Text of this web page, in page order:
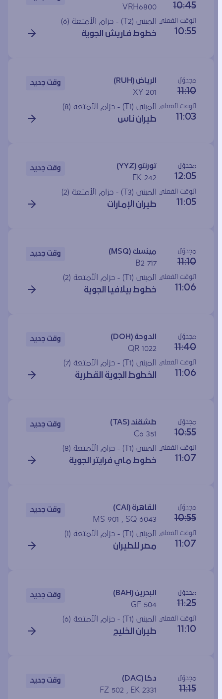
10:45
VRH6800
الوقت الفعلي
10:55
المبنى (T2) - حزام الأمتعة (6)
خطوط فاريش الجوية
مجدوَل
11:10
الرياض (RUH)
XY 201
وقت جديد
الوقت الفعلي
11:03
المبنى (T1) - حزام الأمتعة (8)
طيران ناس
مجدوَل
12:05
تورنتو (YYZ)
EK 242
وقت جديد
الوقت الفعلي
11:05
المبنى (T3) - حزام الأمتعة (2)
طيران الإمارات
مجدوَل
11:10
مينسك (MSQ)
B2 717
وقت جديد
الوقت الفعلي
11:06
المبنى (T1) - حزام الأمتعة (2)
خطوط بيلافيا الجوية
مجدوَل
11:40
الدوحة (DOH)
QR 1022
وقت جديد
الوقت الفعلي
11:06
المبنى (T1) - حزام الأمتعة (7)
الخطوط الجوية القطرية
مجدوَل
10:55
طشقند (TAS)
C6 351
وقت جديد
الوقت الفعلي
11:07
المبنى (T1) - حزام الأمتعة (8)
خطوط ماي فرايتر الجوية
مجدوَل
10:55
القاهرة (CAI)
MS 901 , SQ 6043
وقت جديد
الوقت الفعلي
11:07
المبنى (T1) - حزام الأمتعة (1)
مصر للطيران
مجدوَل
11:25
البحرين (BAH)
GF 504
وقت جديد
الوقت الفعلي
11:10
المبنى (T1) - حزام الأمتعة (6)
طيران الخليج
مجدوَل
11:15
دكا (DAC)
FZ 502 , EK 2331
وقت جديد